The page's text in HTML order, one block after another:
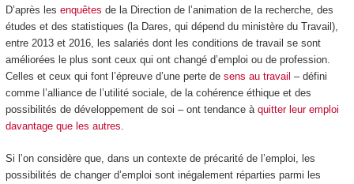
D’après les enquêtes de la Direction de l’animation de la recherche, des
études et des statistiques (la Dares, qui dépend du ministère du Travail),
entre 2013 et 2016, les salariés dont les conditions de travail se sont
améliorées le plus sont ceux qui ont changé d’emploi ou de profession.
Celles et ceux qui font l’épreuve d’une perte de sens au travail – défini
comme l’alliance de l’utilité sociale, de la cohérence éthique et des
possibilités de développement de soi – ont tendance à quitter leur emploi
davantage que les autres.
Si l’on considère que, dans un contexte de précarité de l’emploi, les
possibilités de changer d’emploi sont inégalement réparties parmi les